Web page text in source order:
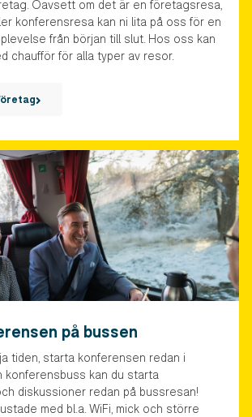
Oavsett om det är en företagsresa,
konferensresa kan ni lita på oss för en
från början till slut. Hos oss kan
chaufför för alla typer av resor.
på bussen
tiden, starta konferensen redan i
konferensbuss kan du starta
diskussioner redan på bussresan!
med bl.a. WiFi, mick och större